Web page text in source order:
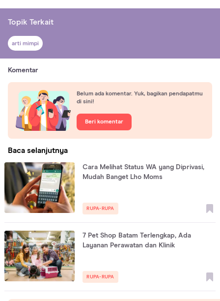
Topik Terkait
arti mimpi
Komentar
Belum ada komentar. Yuk, bagikan pendapatmu
di sini!
Beri komentar
Baca selanjutnya
Cara Melihat Status WA yang Diprivasi,
Mudah Banget Lho Moms
RUPA-RUPA
7 Pet Shop Batam Terlengkap, Ada
Layanan Perawatan dan Klinik
RUPA-RUPA